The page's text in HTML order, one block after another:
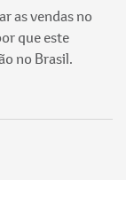
as vendas no
que este
no Brasil.